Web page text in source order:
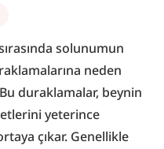
neden
duraklamalar, beynin
yeterince
çıkar. Genellikle